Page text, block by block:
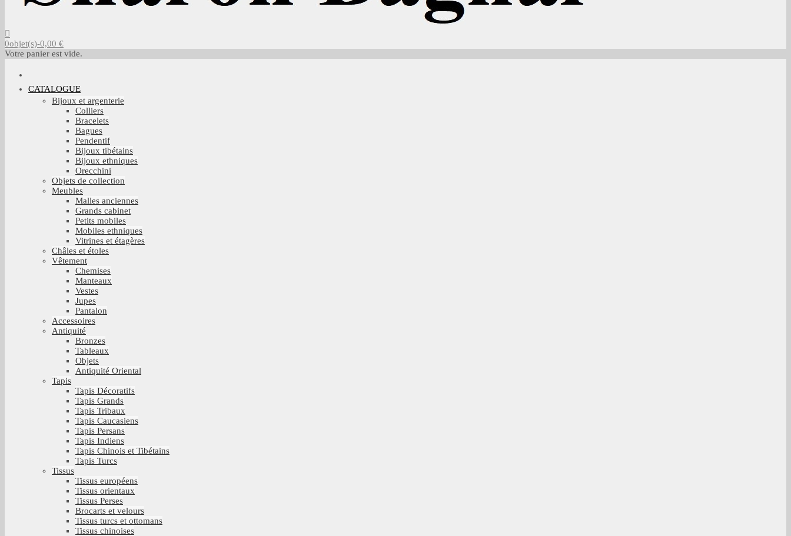
0objet(s)-0,00 €
Votre panier est vide.
CATALOGUE
Bijoux et argenterie
Colliers
Bracelets
Bagues
Pendentif
Bijoux tibétains
Bijoux ethniques
Orecchini
Objets de collection
Meubles
Malles anciennes
Grands cabinet
Petits mobiles
Mobiles ethniques
Vitrines et étagères
Châles et étoles
Vêtement
Chemises
Manteaux
Vestes
Jupes
Pantalon
Accessoires
Antiquité
Bronzes
Tableaux
Objets
Antiquité Oriental
Tapis
Tapis Décoratifs
Tapis Grands
Tapis Tribaux
Tapis Caucasiens
Tapis Persans
Tapis Indiens
Tapis Chinois et Tibétains
Tapis Turcs
Tissus
Tissus européens
Tissus orientaux
Tissus Perses
Brocarts et velours
Tissus turcs et ottomans
Tissus chinoises